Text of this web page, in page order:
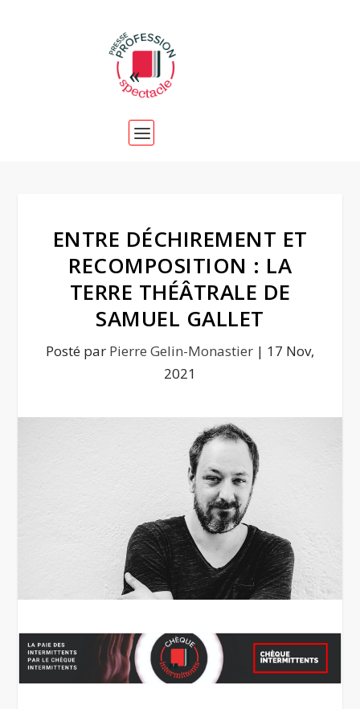
ENTRE DÉCHIREMENT ET
RECOMPOSITION : LA
TERRE THÉÂTRALE DE
SAMUEL GALLET
Posté par Pierre Gelin-Monastier | 17 Nov,
2021